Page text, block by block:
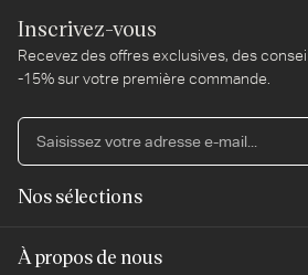
Inscrivez-vous
Recevez des offres exclusives, des
-15% sur votre première commande.
Nos sélections
À propos de nous